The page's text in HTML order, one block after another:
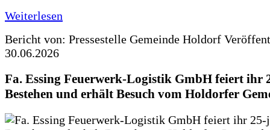
Weiterlesen
Bericht von: Pressestelle Gemeinde Holdorf
30.06.2026
Fa. Essing Feuerwerk-Logistik GmbH feiert ihr
Bestehen und erhält Besuch vom Holdorfer